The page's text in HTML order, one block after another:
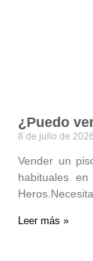
¿Puedo
8 de julio de 2026
Vender un
habituales
Leer más »